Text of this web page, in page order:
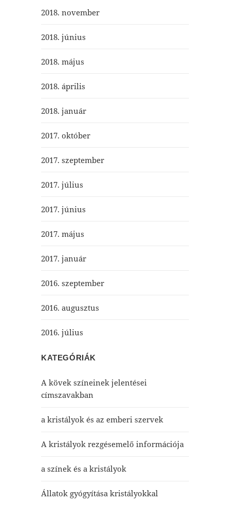
2018. november
2018. június
2018. május
2018. április
2018. január
2017. október
2017. szeptember
2017. július
2017. június
2017. május
2017. január
2016. szeptember
2016. augusztus
2016. július
KATEGÓRIÁK
A kövek színeinek jelentései
címszavakban
a kristályok és az emberi szervek
A kristályok rezgésemelő információja
a színek és a kristályok
Állatok gyógyítása kristályokkal